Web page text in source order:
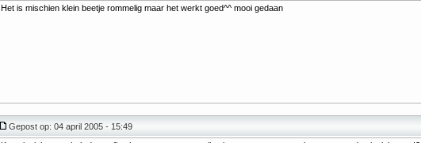
Het is mischien klein beetje rommelig maar het werkt goed^^ mooi gedaan
Gepost op: 04 april 2005 - 15:49